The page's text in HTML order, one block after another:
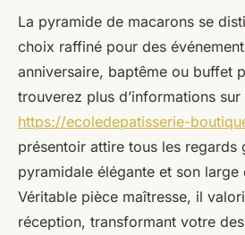
La pyramide de macarons se
choix raffiné pour des
anniversaire, baptême ou buffet
trouverez plus d’informations
https://ecoledepatisserie-
présentoir attire tous les regards
pyramidale élégante et son large
Véritable pièce maîtresse, il
réception, transformant votre